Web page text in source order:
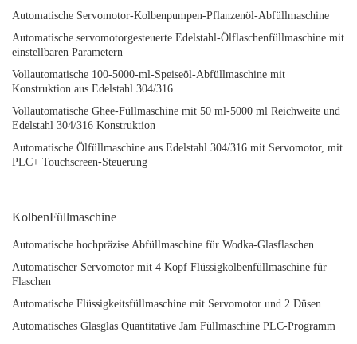
Automatische Servomotor-Kolbenpumpen-Pflanzenöl-Abfüllmaschine
Automatische servomotorgesteuerte Edelstahl-Ölflaschenfüllmaschine mit
einstellbaren Parametern
Vollautomatische 100-5000-ml-Speiseöl-Abfüllmaschine mit
Konstruktion aus Edelstahl 304/316
Vollautomatische Ghee-Füllmaschine mit 50 ml-5000 ml Reichweite und
Edelstahl 304/316 Konstruktion
Automatische Ölfüllmaschine aus Edelstahl 304/316 mit Servomotor, mit
PLC+ Touchscreen-Steuerung
KolbenFüllmaschine
Automatische hochpräzise Abfüllmaschine für Wodka-Glasflaschen
Automatischer Servomotor mit 4 Kopf Flüssigkolbenfüllmaschine für
Flaschen
Automatische Flüssigkeitsfüllmaschine mit Servomotor und 2 Düsen
Automatisches Glasglas Quantitative Jam Füllmaschine PLC-Programm